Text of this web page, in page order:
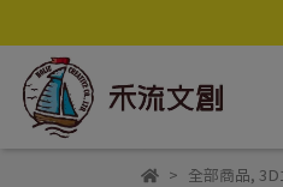
全部商品, 3D